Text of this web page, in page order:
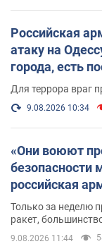
Российская
атаку на
города, есть
Для террора враг
9.08.2026 10:34
«Они воюют
безопасности
российская
Одессе
Только за неделю
ракет,
9.08.2026 11:44